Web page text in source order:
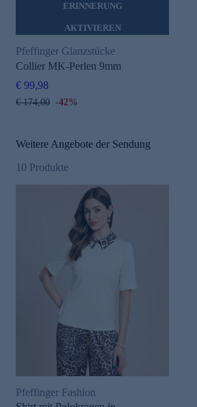
ERINNERUNG
AKTIVIEREN
Pfeffinger Glanzstücke
Collier MK-Perlen 9mm
€ 99,98
€ 174,00 -42%
Weitere Angebote der Sendung
10 Produkte
Pfeffinger Fashion